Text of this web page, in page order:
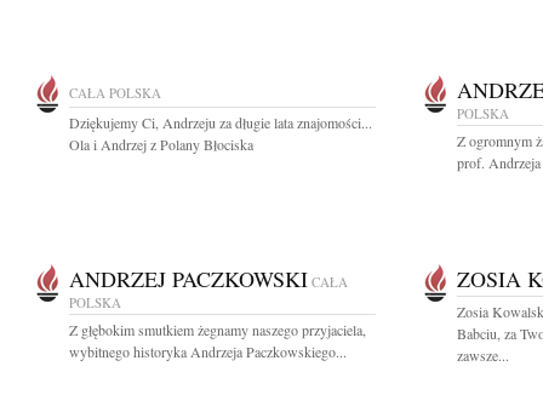
CAŁA POLSKA
Dziękujemy Ci, Andrzeju za długie lata znajomości...
Ola i Andrzej z Polany Błociska
POLSKA
Z ogromnym
prof. Andrzeja
ANDRZEJ PACZKOWSKI CAŁA
POLSKA
Z głębokim smutkiem żegnamy naszego przyjaciela,
wybitnego historyka Andrzeja Paczkowskiego...
ZOSIA
Zosia
Babciu, za
zawsze...